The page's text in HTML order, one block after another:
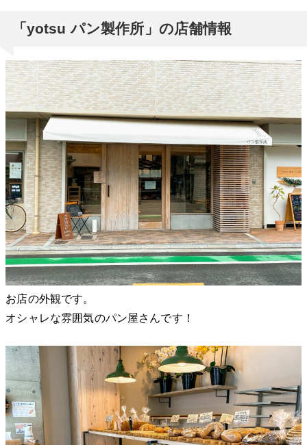
「yotsu パン製作所」の店舗情報
お店の外観です。
オシャレな雰囲気のパン屋さんです！